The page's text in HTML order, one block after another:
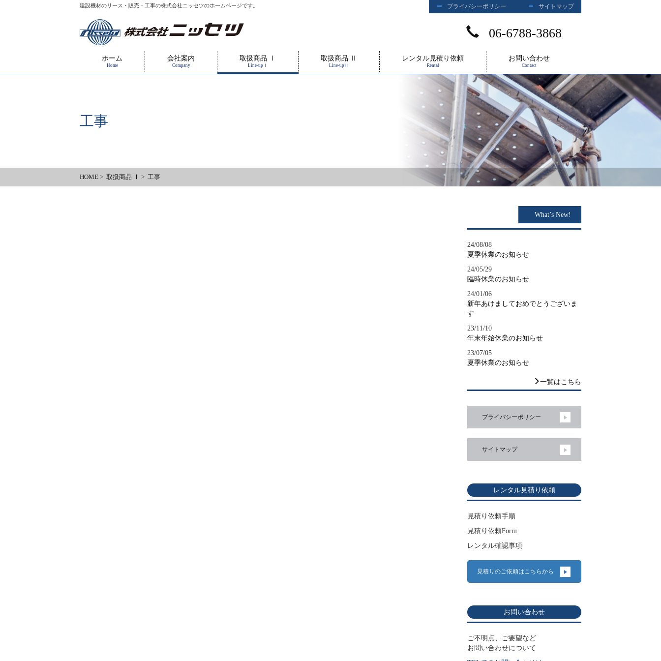
建設機材のリース・販売・工事の株式会社ニッセツのホームページです。 プライバシーポリシー サイトマップ
06-6788-3868
ホーム
Home
会社案内
Company
取扱商品 Ⅰ
Line-upⅠ
取扱商品 Ⅱ
Line-upⅡ
レンタル見積り依頼
Rental
お問い合わせ
Contact
工事
HOME > 取扱商品 Ⅰ > 工事
What’s New!
24/08/08
夏季休業のお知らせ
24/05/29
臨時休業のお知らせ
24/01/06
新年あけましておめでとうございま
す
23/11/10
年末年始休業のお知らせ
23/07/05
夏季休業のお知らせ
一覧はこちら
プライバシーポリシー
サイトマップ
レンタル見積り依頼
見積り依頼手順
見積り依頼Form
レンタル確認事項
見積りのご依頼はこちらから
お問い合わせ
ご不明点、ご要望など
お問い合わせについて